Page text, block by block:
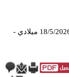
18/5/2026 ميلادي -